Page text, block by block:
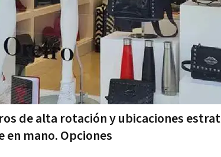
de alta rotación y ubicaciones
mano. Opciones